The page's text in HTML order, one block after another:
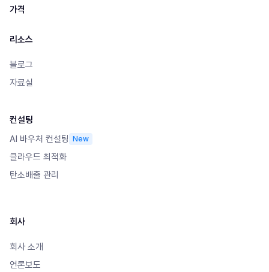
가격
리소스
블로그
자료실
컨설팅
AI 바우처 컨설팅 New
클라우드 최적화
탄소배출 관리
회사
회사 소개
언론보도